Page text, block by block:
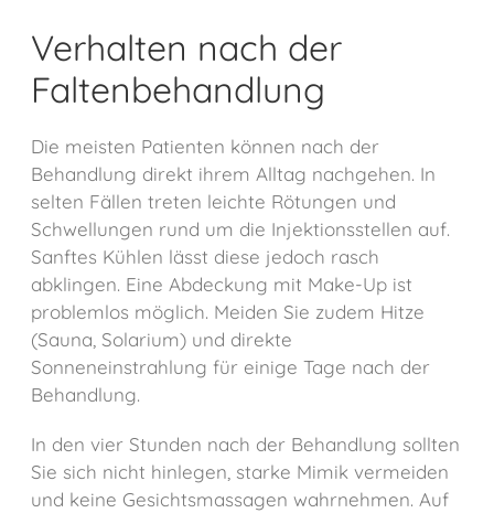
Verhalten nach der
Faltenbehandlung
Die meisten Patienten können nach der
Behandlung direkt ihrem Alltag nachgehen. In
selten Fällen treten leichte Rötungen und
Schwellungen rund um die Injektionsstellen auf.
Sanftes Kühlen lässt diese jedoch rasch
abklingen. Eine Abdeckung mit Make-Up ist
problemlos möglich. Meiden Sie zudem Hitze
(Sauna, Solarium) und direkte
Sonneneinstrahlung für einige Tage nach der
Behandlung.
In den vier Stunden nach der Behandlung sollten
Sie sich nicht hinlegen, starke Mimik vermeiden
und keine Gesichtsmassagen wahrnehmen. Auf